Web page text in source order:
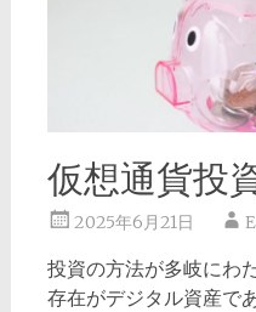
仮想通貨投
2025年6月21日
投資の方法が多岐にわ
存在がデジタル資産で